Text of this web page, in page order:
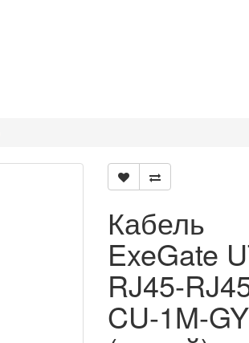
Кабель
ExeGate
RJ45-
CU-1M-